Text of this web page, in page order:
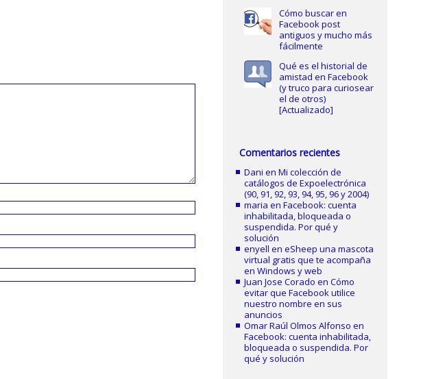
Cómo buscar en
Facebook post
antiguos y mucho más
fácilmente
Qué es el historial de
amistad en Facebook
(y truco para curiosear
el de otros)
[Actualizado]
Comentarios recientes
Dani enMi colección de
catálogos de Expoelectrónica
(90, 91, 92, 93, 94, 95, 96 y 2004)
maria enFacebook: cuenta
inhabilitada, bloqueada o
suspendida. Por qué y
solución
enyell eneSheep una mascota
virtual gratis que te acompaña
en Windows y web
Juan Jose Corado enCómo
evitar que Facebook utilice
nuestro nombre en sus
anuncios
Omar Raúl Olmos Alfonso en
Facebook: cuenta inhabilitada,
bloqueada o suspendida. Por
qué y solución